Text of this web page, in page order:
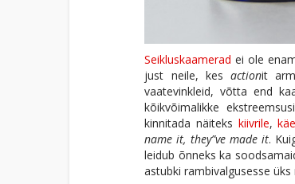
Seikluskaamerad ei ole
just neile, kesactionit
vaatevinkleid, võtta end
kõikvõimalikke
kinnitada näiteks kiivrile,
name it, they”ve made it.
leidub õnneks ka
astubki rambivalgusesse